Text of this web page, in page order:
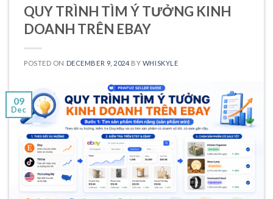
QUY TRÌNH TÌM Ý TƯỞNG KINH
DOANH TRÊN EBAY
POSTED ON DECEMBER 9, 2024 BY WHISKYLE
09
Dec